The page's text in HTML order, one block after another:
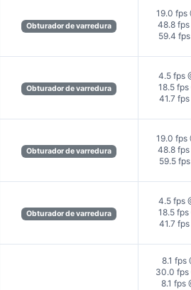
Obturador de varredura
19.0 fps
48.8
59.4
Obturador de varredura
4.5 fps
18.5
41.7
Obturador de varredura
19.0 fps
48.8
59.5
Obturador de varredura
4.5 fps
18.5
41.7
8.1 fps
30.0
8.1 fps